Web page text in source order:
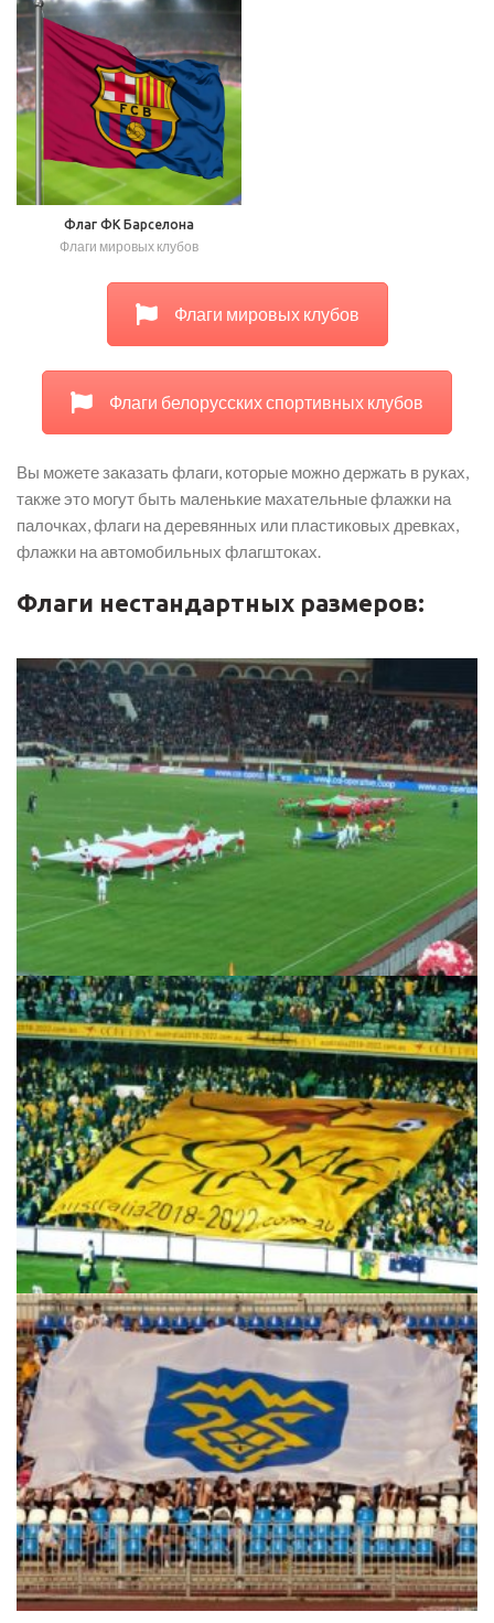
Флаг ФК Барселона
Флаги мировых клубов
Флаги мировых клубов
Флаги белорусских спортивных клубов
Вы можете заказать флаги, которые можно держать в руках,
также это могут быть маленькие махательные флажки на
палочках, флаги на деревянных или пластиковых древках,
флажки на автомобильных флагштоках.
Флаги нестандартных размеров: